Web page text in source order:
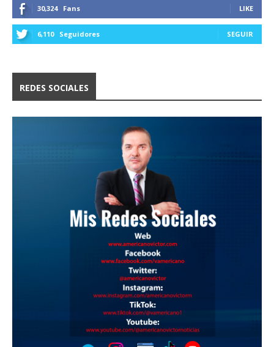
30,324 Fans LIKE
6,110 Seguidores SEGUIR
REDES SOCIALES